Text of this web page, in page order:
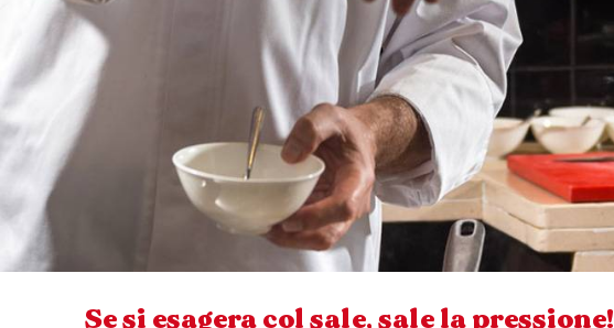
Se si esagera col sale, sale la pressione!